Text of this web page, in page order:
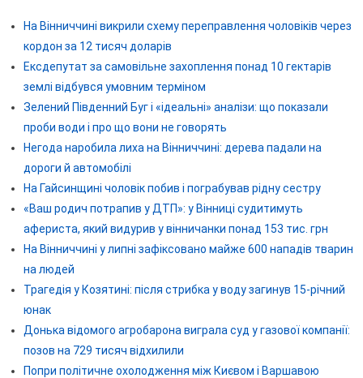
На Вінниччині викрили схему переправлення чоловіків через
кордон за 12 тисяч доларів
Ексдепутат за самовільне захоплення понад 10 гектарів
землі відбувся умовним терміном
Зелений Південний Буг і «ідеальні» аналізи: що показали
проби води і про що вони не говорять
Негода наробила лиха на Вінниччині: дерева падали на
дороги й автомобілі
На Гайсинщині чоловік побив і пограбував рідну сестру
«Ваш родич потрапив у ДТП»: у Вінниці судитимуть
афериста, який видурив у вінничанки понад 153 тис. грн
На Вінниччині у липні зафіксовано майже 600 нападів тварин
на людей
Трагедія у Козятині: після стрибка у воду загинув 15-річний
юнак
Донька відомого агробарона виграла суд у газової компанії:
позов на 729 тисяч відхилили
Попри політичне охолодження між Києвом і Варшавою